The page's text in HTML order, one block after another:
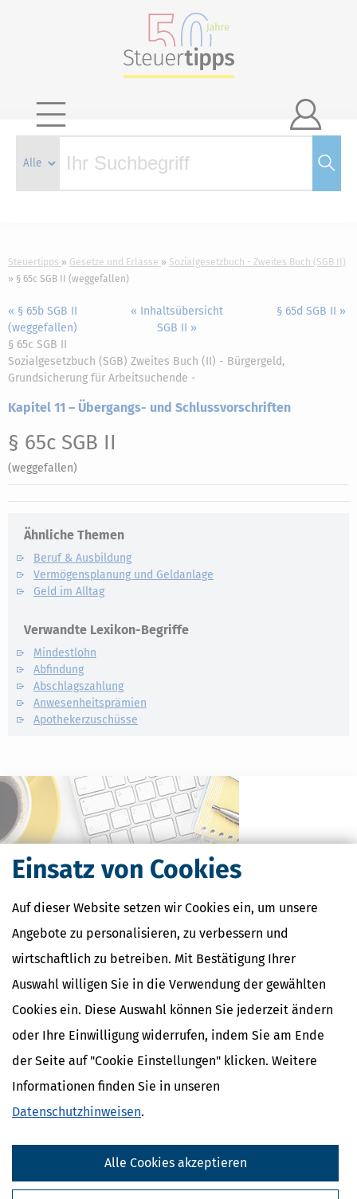
Einsatz von Cookies
Auf dieser Website setzen wir Cookies ein, um unsere
Angebote zu personalisieren, zu verbessern und
wirtschaftlich zu betreiben. Mit Bestätigung Ihrer
Auswahl willigen Sie in die Verwendung der gewählten
Cookies ein. Diese Auswahl können Sie jederzeit ändern
oder Ihre Einwilligung widerrufen, indem Sie am Ende
der Seite auf "Cookie Einstellungen" klicken. Weitere
Informationen finden Sie in unseren
Datenschutzhinweisen.
Alle Cookies akzeptieren

Steuertipps Gesetze und Erlasse
Sozialgesetzbuch - Zweites Buch (SGB II)
§ 65c SGB II (weggefallen)
« § 65b SGB II
(weggefallen)
« Inhaltsübersicht
SGB II »
§ 65d SGB II »
§ 65c SGB II
Sozialgesetzbuch (SGB) Zweites Buch (II) - Bürgergeld,
Grundsicherung für Arbeitsuchende -
Kapitel 11 – Übergangs- und Schlussvorschriften
§ 65c SGB II
(weggefallen)
Ähnliche Themen
Beruf & Ausbildung
Vermögensplanung und Geldanlage
Geld im Alltag
Verwandte Lexikon-Begriffe
Mindestlohn
Abfindung
Abschlagszahlung
Anwesenheitsprämien
Apothekerzuschüsse
Kostenlose Steuertipps & News
Absenden
Steuertipps Selbstständige
Geldtipps
Ja, ich möchte die kostenlosen Newsletter
von Steuertipps abonnieren. Die
Meine Einwilligung kann ich jederzeit durch
Abbestellung des Newsletters widerrufen.